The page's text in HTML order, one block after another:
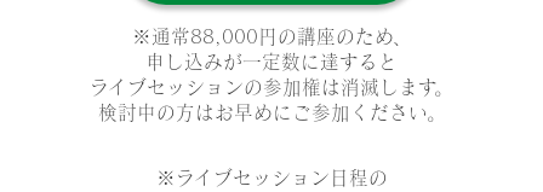
※通常88,000円の講座のため、
申し込みが一定数に達すると
ライブセッションの参加権は消滅します。
検討中の方はお早めにご参加くださ い。
※ライブセッション日程の